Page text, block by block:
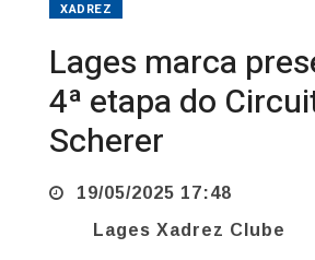
Lages marca
4ª etapa do
Scherer
19/05/2025 17:48
Lages Xadrez Clube